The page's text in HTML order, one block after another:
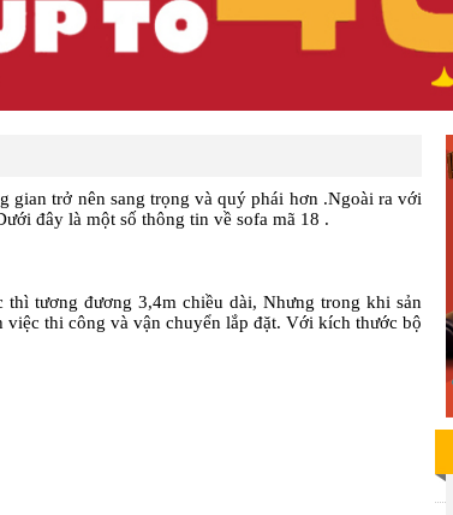
gian trở nên sang trọng và quý phái hơn .Ngoài ra với
đây là một số thông tin về sofa mã 18 .
tương đương 3,4m chiều dài, Nhưng trong khi sản
thi công và vận chuyển lắp đặt. Với kích thước bộ